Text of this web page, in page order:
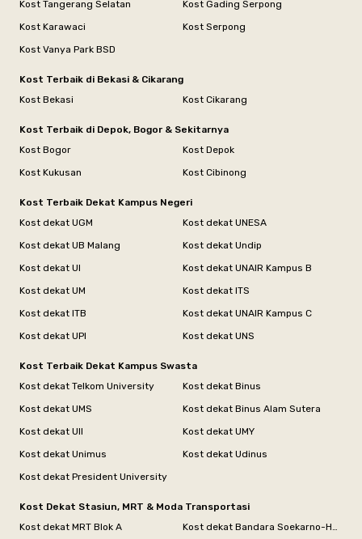
Kost Tangerang Selatan
Kost Gading Serpong
Kost Karawaci
Kost Serpong
Kost Vanya Park BSD
Kost Terbaik di Bekasi & Cikarang
Kost Bekasi
Kost Cikarang
Kost Terbaik di Depok, Bogor & Sekitarnya
Kost Bogor
Kost Depok
Kost Kukusan
Kost Cibinong
Kost Terbaik Dekat Kampus Negeri
Kost dekat UGM
Kost dekat UNESA
Kost dekat UB Malang
Kost dekat Undip
Kost dekat UI
Kost dekat UNAIR Kampus B
Kost dekat UM
Kost dekat ITS
Kost dekat ITB
Kost dekat UNAIR Kampus C
Kost dekat UPI
Kost dekat UNS
Kost Terbaik Dekat Kampus Swasta
Kost dekat Telkom University
Kost dekat Binus
Kost dekat UMS
Kost dekat Binus Alam Sutera
Kost dekat UII
Kost dekat UMY
Kost dekat Unimus
Kost dekat Udinus
Kost dekat President University
Kost Dekat Stasiun, MRT & Moda Transportasi
Kost dekat MRT Blok A
Kost dekat Bandara Soekarno-Hatta